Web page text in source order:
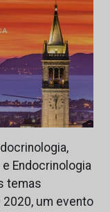
Endocrinologia
temas
2020, um evento